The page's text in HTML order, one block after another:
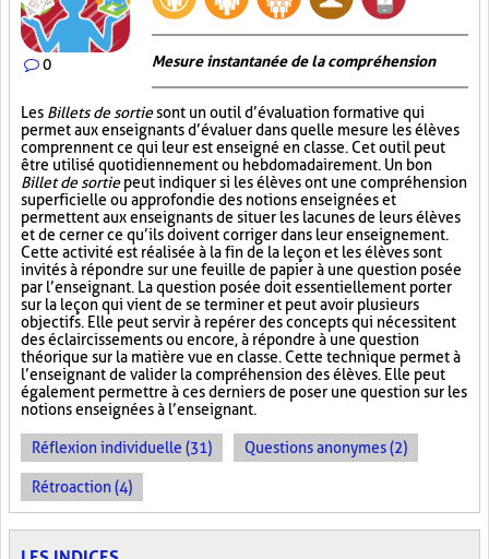
0 Mesure instantanée de la compréhension
Les Billets de sortiesont un outil d’évaluation formative qui
permet aux enseignants d’évaluer dans quelle mesure les élèves
comprennent ce qui leur est enseigné en classe. Cet outil peut
être utilisé quotidiennement ou hebdomadairement. Un bon
Billet de sortiepeut indiquer si les élèves ont une compréhension
superficielle ou approfondie des notions enseignées et
permettent aux enseignants de situer les lacunes de leurs élèves
et de cerner ce qu’ils doivent corriger dans leur enseignement.
Cette activité est réalisée à la fin de la leçon et les élèves sont
invités à répondre sur une feuille de papier à une question posée
par l’enseignant. La question posée doit essentiellement porter
sur la leçon qui vient de se terminer et peut avoir plusieurs
objectifs. Elle peut servir à repérer des concepts qui nécessitent
des éclaircissements ou encore, à répondre à une question
théorique sur la matière vue en classe. Cette technique permet à
l’enseignant de valider la compréhension des élèves. Elle peut
également permettre à ces derniers de poser une question sur les
notions enseignées à l’enseignant.
Réflexion individuelle (31) Questions anonymes (2)
Rétroaction (4)